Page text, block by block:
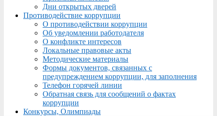
Дни открытых дверей
Противодействие коррупции
О противодействии коррупции
Об уведомлении работодателя
О конфликте интересов
Локальные правовые акты
Методические материалы
Формы документов, связанных с
предупреждением коррупции, для заполнения
Телефон горячей линии
Обратная связь для сообщений о фактах
коррупции
Конкурсы, Олимпиады